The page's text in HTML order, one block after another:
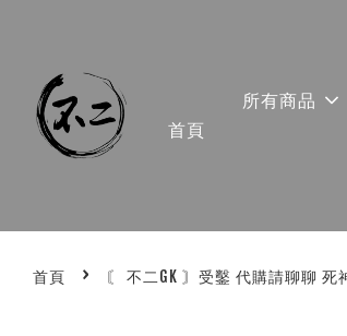
首頁
所有商品
首頁 › 〘 不二GK 〙受鑿 代購請聊聊